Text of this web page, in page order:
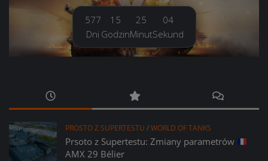
577
Dni
15
Godzin
25
Minut
05
Sekund
PROSTO Z SUPERTESTU /WORLD OF TANKS
Prsoto z Supertestu: Zmiany parametrów
AMX 29 Bélier